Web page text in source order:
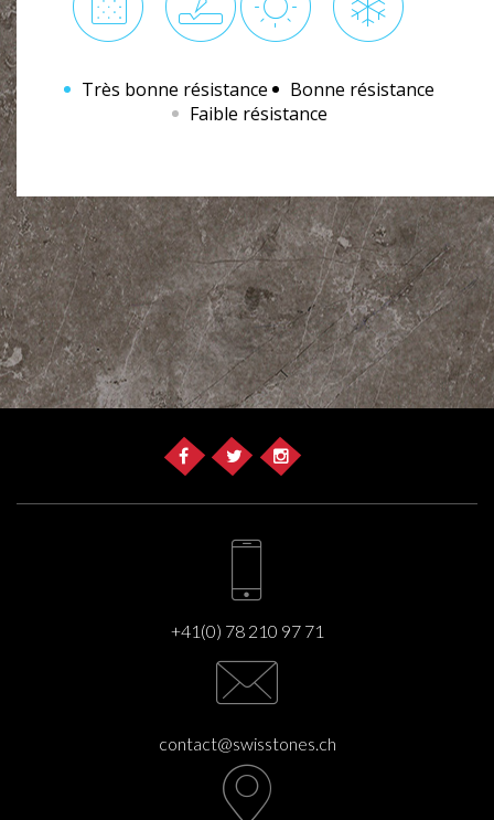
Très bonne résistance
Bonne résistance
Faible résistance
+41(0) 78 210 97 71
contact@swisstones.ch